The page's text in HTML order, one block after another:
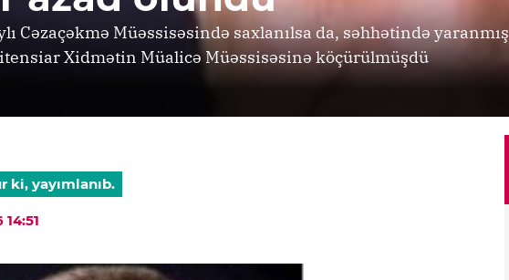
Cəzaçəkmə Müəssisəsində saxlanılsa da, səhhətində yaranmış
Xidmətin Müalicə Müəssisəsinə köçürülmüşdü
ki, yayımlanıb.